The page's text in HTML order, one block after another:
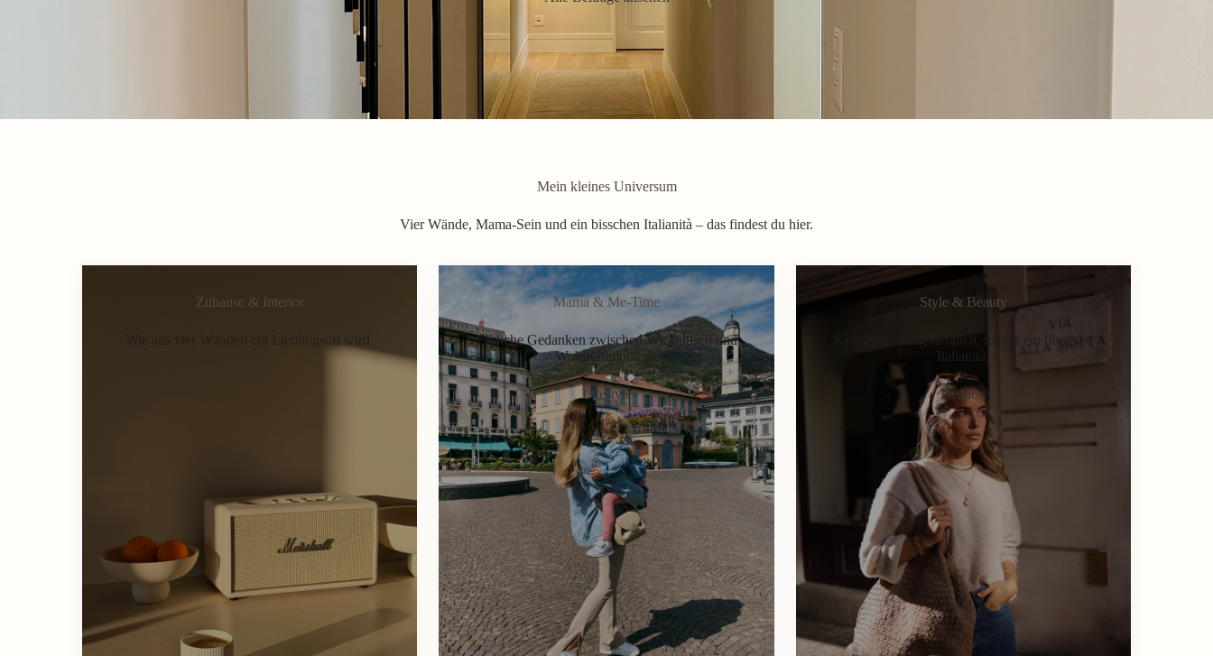
Mein kleines Universum
Vier Wände, Mama-Sein und ein bisschen Italianità – das findest du hier.
Zuhause & Interior
Wie aus vier Wänden ein Lieblingsort wird.
Mama & Me-Time
Ehrliche Gedanken zwischen Wickeltisch und
Wohlfühlmoment.
Lifestyle
Style & Beauty
Klassisch, alltagstauglich, immer ein bisschen
Italianità.
Fashion